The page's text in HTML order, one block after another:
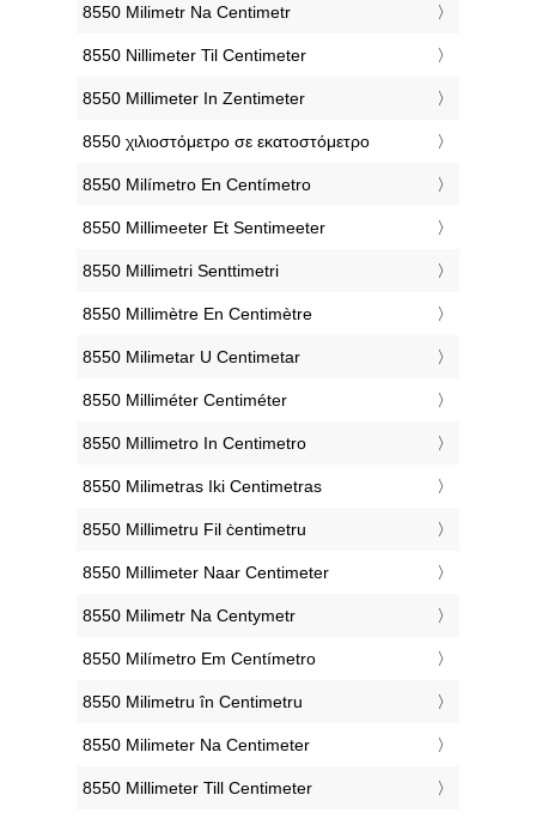
‎8550 Milimetr Na Centimetr
‎8550 Nillimeter Til Centimeter
‎8550 Millimeter In Zentimeter
‎8550 χιλιοστόμετρο σε εκατοστόμετρο
‎8550 Milímetro En Centímetro
‎8550 Millimeeter Et Sentimeeter
‎8550 Millimetri Senttimetri
‎8550 Millimètre En Centimètre
‎8550 Milimetar U Centimetar
‎8550 Milliméter Centiméter
‎8550 Millimetro In Centimetro
‎8550 Milimetras Iki Centimetras
‎8550 Millimetru Fil ċentimetru
‎8550 Millimeter Naar Centimeter
‎8550 Milimetr Na Centymetr
‎8550 Milímetro Em Centímetro
‎8550 Milimetru în Centimetru
‎8550 Milimeter Na Centimeter
‎8550 Millimeter Till Centimeter